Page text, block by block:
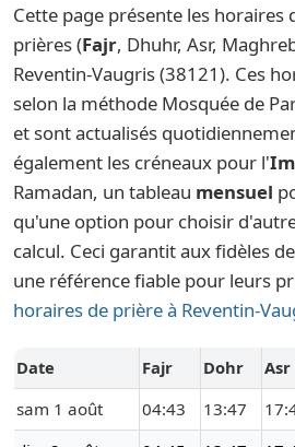
Cette page présente les horaires
prières (Fajr, Dhuhr, Asr,
Reventin-Vaugris (38121). Ces
selon la méthode Mosquée de
et sont actualisés
également les créneaux pour l'
Ramadan, un tableau mensuel
qu'une option pour choisir
calcul. Ceci garantit aux fidèles
une référence fiable pour leurs
horaires de prière à Reventin-
Date Fajr Dohr Asr
sam 1 août
04:43 13:47